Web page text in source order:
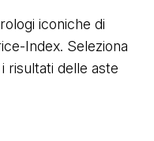
iconiche di
Index. Seleziona
risultati delle aste